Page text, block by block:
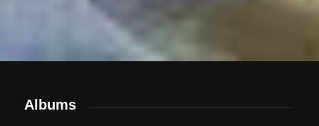
Albums